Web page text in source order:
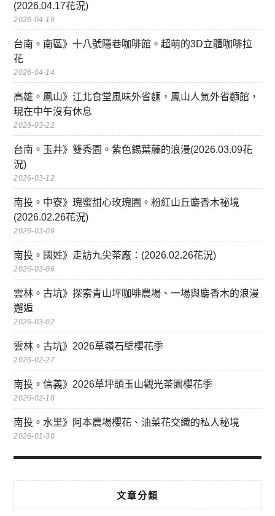
(2026.04.17花況)
2026-04-19
台南。南區》十八號隱巷咖啡館。超萌的3D立體咖啡拉
花
2026-04-14
高雄。鳳山》江北食堂風味外省麵，鳳山人氣外省麵館，
現在中午沒有休息
2026-03-22
台南。玉井》雙秀園。紫色錫葉藤的浪漫(2026.03.09花
況)
2026-03-12
南投。中寮》瑰蜜甜心玫瑰園。粉紅山丘麝香木祕境
(2026.02.26花況)
2026-03-09
南投。國姓》走訪九尖茶廠：(2026.02.26花況)
2026-03-06
雲林。古坑》探索青山坪咖啡農場、一場與麝香木的浪漫
邂逅
2026-03-02
雲林。古坑》2026草嶺石壁櫻花季
2026-02-27
南投。信義》2026草坪頭玉山觀光茶園櫻花季
2026-02-18
南投。水里》阿本農場櫻花、油菜花交織的私人秘境
2026-01-30
文章分類